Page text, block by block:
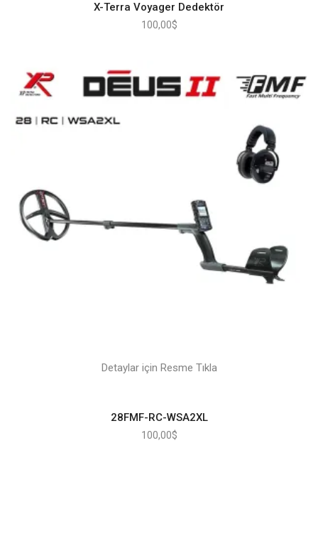
X-Terra Voyager Dedektör
100,00$
Detaylar için Resme Tıkla
28FMF-RC-WSA2XL
100,00$